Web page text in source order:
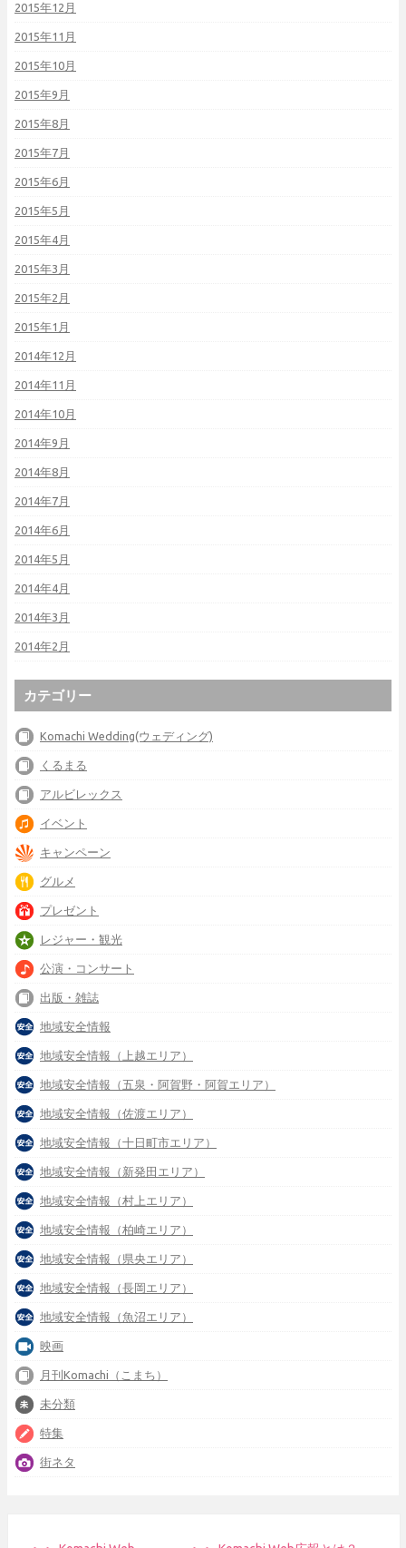
2015年12月
2015年11月
2015年10月
2015年9月
2015年8月
2015年7月
2015年6月
2015年5月
2015年4月
2015年3月
2015年2月
2015年1月
2014年12月
2014年11月
2014年10月
2014年9月
2014年8月
2014年7月
2014年6月
2014年5月
2014年4月
2014年3月
2014年2月
カテゴリー
Komachi Wedding(ウェディング)
くるまる
アルビレックス
イベント
キャンペーン
グルメ
プレゼント
レジャー・観光
公演・コンサート
出版・雑誌
地域安全情報
地域安全情報（上越エリア）
地域安全情報（五泉・阿賀野・阿賀エリア）
地域安全情報（佐渡エリア）
地域安全情報（十日町市エリア）
地域安全情報（新発田エリア）
地域安全情報（村上エリア）
地域安全情報（柏崎エリア）
地域安全情報（県央エリア）
地域安全情報（長岡エリア）
地域安全情報（魚沼エリア）
映画
月刊Komachi（こまち）
未分類
特集
街ネタ